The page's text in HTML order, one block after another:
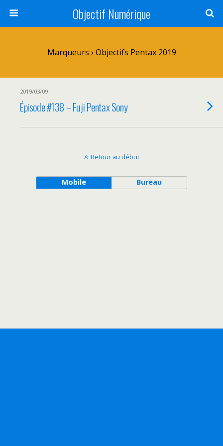
Objectif Numérique
Marqueurs › Objectifs Pentax 2019
2019/03/09
Épisode #138 – Fuji Pentax Sony
Retour au début
Mobile Bureau